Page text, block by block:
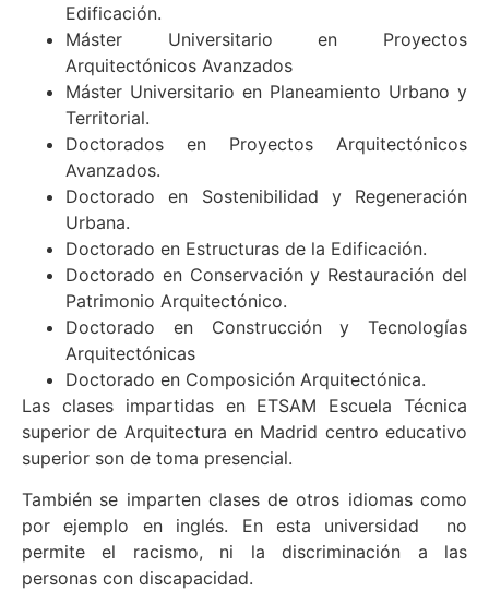
Edificación.
Máster Universitario en Proyectos
Arquitectónicos Avanzados
Máster Universitario en Planeamiento Urbano y
Territorial.
Doctorados en Proyectos Arquitectónicos
Avanzados.
Doctorado en Sostenibilidad y Regeneración
Urbana.
Doctorado en Estructuras de la Edificación.
Doctorado en Conservación y Restauración del
Patrimonio Arquitectónico.
Doctorado en Construcción y Tecnologías
Arquitectónicas
Doctorado en Composición Arquitectónica.
Las clases impartidas en ETSAM Escuela Técnica
superior de Arquitectura en Madrid centro educativo
superior son de toma presencial.
También se imparten clases de otros idiomas como
por ejemplo en inglés. En esta universidad no
permite el racismo, ni la discriminación a las
personas con discapacidad.